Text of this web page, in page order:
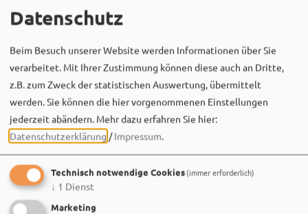
Social Media
Datenschutz
Beim Besuch unserer Website werden Informationen über Sie
verarbeitet. Mit Ihrer Zustimmung können diese auch an Dritte,
z.B. zum Zweck der statistischen Auswertung, übermittelt
werden. Sie können die hier vorgenommenen Einstellungen
jederzeit abändern. Mehr dazu erfahren Sie hier:
Datenschutzerklärung /Impressum.
Technisch notwendige Cookies(immer erforderlich)
↓ 1 Dienst
Marketing